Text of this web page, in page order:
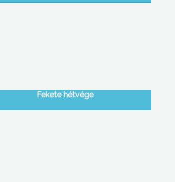
Fekete hétvége